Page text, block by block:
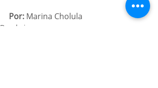
Por: Marina Cholula
Donde ir